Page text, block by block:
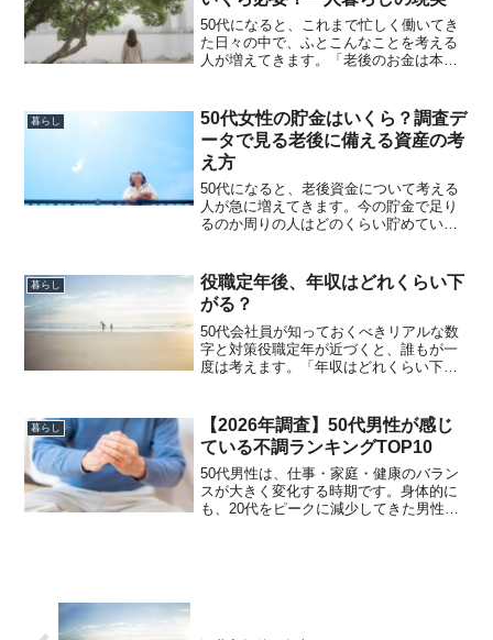
50代になると、これまで忙しく働いてき
た日々の中で、ふとこんなことを考える
人が増えてきます。「老後のお金は本当
れる配偶者や子どもがいないケースも多
く、「自分の老後は自分...
暮らし
50代女性の貯金はいくら？調査デ
ータで見る老後に備える資産の考
え方
50代になると、老後資金について考える
人が急に増えてきます。今の貯金で足り
るのか周りの人はどのくらい貯めている
みていきます。50代の貯金額の平均と中
央値まず、日本の50...
暮らし
役職定年後、年収はどれくらい下
がる？
50代会社員が知っておくべきリアルな数
字と対策役職定年が近づくと、誰もが一
度は考えます。「年収はどれくらい下が
可能性があります。役職定年とは何か多
くの企業では、55〜6...
暮らし
【2026年調査】50代男性が感じ
ている不調ランキングTOP10
50代男性は、仕事・家庭・健康のバラン
スが大きく変化する時期です。身体的に
も、20代をピークに減少してきた男性ホ